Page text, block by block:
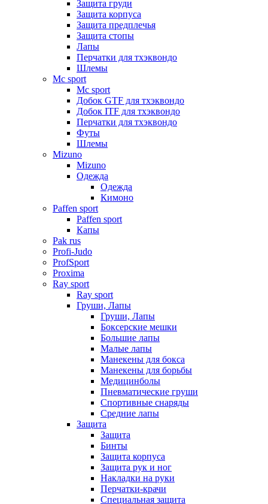
Защита груди
Защита корпуса
Защита предплечья
Защита стопы
Лапы
Перчатки для тхэквондо
Шлемы
Mс sport
Mс sport
Добок GTF для тхэквондо
Добок ITF для тхэквондо
Перчатки для тхэквондо
Футы
Шлемы
Mizuno
Mizuno
Одежда
Одежда
Кимоно
Paffen sport
Paffen sport
Капы
Pak rus
Profi-Judo
ProfSport
Proxima
Ray sport
Ray sport
Груши, Лапы
Груши, Лапы
Боксерские мешки
Большие лапы
Малые лапы
Манекены для бокса
Манекены для борьбы
Медицинболы
Пневматические груши
Спортивные снаряды
Средние лапы
Защита
Защита
Бинты
Защита корпуса
Защита рук и ног
Накладки на руки
Перчатки-крачи
Специальная защита